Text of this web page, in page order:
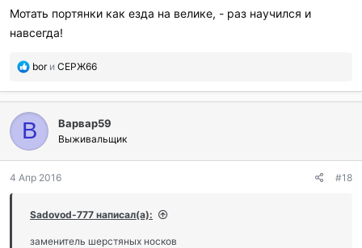
Мотать портянки как езда на велике, - раз научился и
навсегда!
П
б
а
г
о
а
и
и
borи СЕРЖ66
В Варвар59
Выживальщик
4 Апр 2016 #18
Sadovod-777 написал(а):
заменитель шерстяных носков